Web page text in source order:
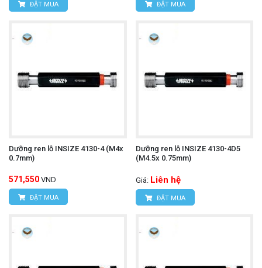
ĐẶT MUA ĐẶT MUA
Dưỡng ren lỗ INSIZE 4130-4 (M4x
0.7mm)
571,550 VND
ĐẶT MUA
Dưỡng ren lỗ INSIZE 4130-4D5
(M4.5x 0.75mm)
Giá: Liên hệ
ĐẶT MUA